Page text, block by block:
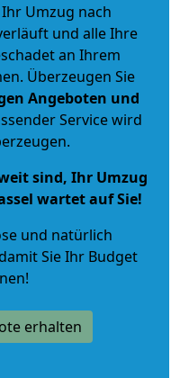
Umzug nach
und alle Ihre
an Ihrem
Überzeugen Sie
Angeboten und
Service wird
sind, Ihr Umzug
wartet auf Sie!
und natürlich
Sie Ihr Budget
erhalten